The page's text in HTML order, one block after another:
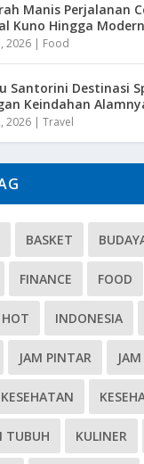
Manis Perjalanan
Kuno Hingga Modern
2026 | Food
Santorini Destinasi
Keindahan
2026 |Travel
BASKET
FINANCE FOOD
HOT INDONESIA
JAM PINTAR
KESEHATAN
TUBUH KULINER